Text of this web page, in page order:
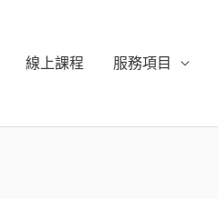
線上課程 服務項目